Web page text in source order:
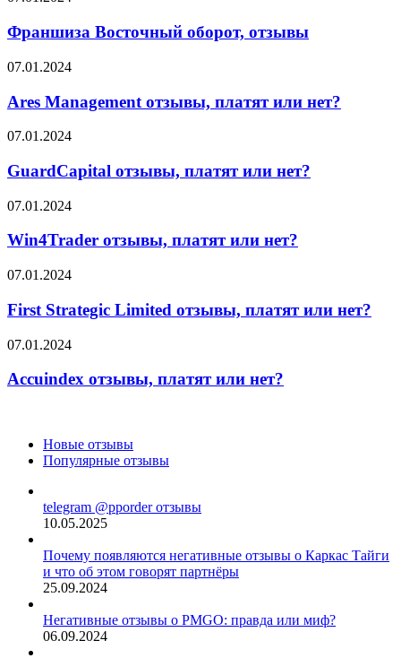
оборот,
отзывы
Франшиза Восточный оборот, отзывы
Ares
отзывы,
платят
или
07.01.2024
Ares Management отзывы, платят или нет?
GuardCapital
платят
или
нет?
07.01.2024
GuardCapital отзывы, платят или нет?
Win4Trader
платят
нет?
07.01.2024
Win4Trader отзывы, платят или нет?
First
Limited
отзывы,
платят
или
нет?
07.01.2024
First Strategic Limited отзывы, платят или нет?
Accuindex
платят
07.01.2024
Accuindex отзывы, платят или нет?
Новые отзывы
Популярные отзывы
telegram @pporder отзывы
10.05.2025
Почему появляются негативные отзывы о Каркас Тайги
и что об этом говорят партнёры
25.09.2024
Негативные отзывы о PMGO: правда или миф?
06.09.2024